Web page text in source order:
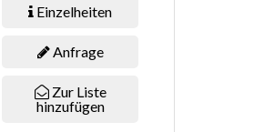
Einzelheiten
Anfrage
Zur Liste
hinzufügen